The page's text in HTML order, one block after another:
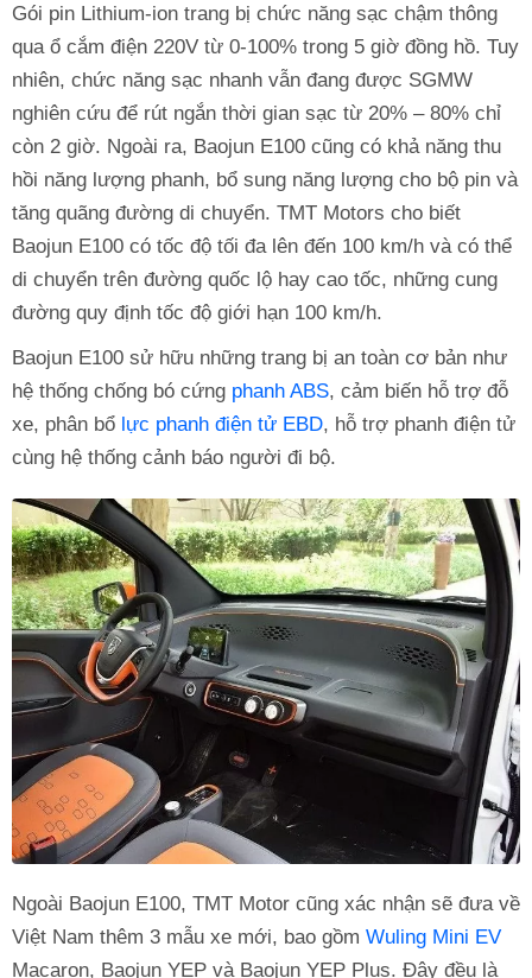
Gói pin Lithium-ion trang bị chức năng sạc chậm thông
qua ổ cắm điện 220V từ 0-100% trong 5 giờ đồng hồ. Tuy
nhiên, chức năng sạc nhanh vẫn đang được SGMW
nghiên cứu để rút ngắn thời gian sạc từ 20% – 80% chỉ
còn 2 giờ. Ngoài ra, Baojun E100 cũng có khả năng thu
hồi năng lượng phanh, bổ sung năng lượng cho bộ pin và
tăng quãng đường di chuyển. TMT Motors cho biết
Baojun E100 có tốc độ tối đa lên đến 100 km/h và có thể
di chuyển trên đường quốc lộ hay cao tốc, những cung
đường quy định tốc độ giới hạn 100 km/h.
Baojun E100 sử hữu những trang bị an toàn cơ bản như
hệ thống chống bó cứng phanh ABS, cảm biến hỗ trợ đỗ
xe, phân bổ lực phanh điện tử EBD, hỗ trợ phanh điện tử
cùng hệ thống cảnh báo người đi bộ.
Ngoài Baojun E100, TMT Motor cũng xác nhận sẽ đưa về
Việt Nam thêm 3 mẫu xe mới, bao gồm Wuling Mini EV
Macaron, Baojun YEP và Baojun YEP Plus. Đây đều là